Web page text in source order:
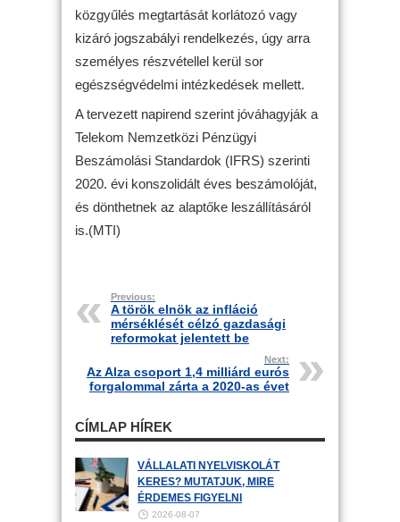
közgyűlés megtartását korlátozó vagy
kizáró jogszabályi rendelkezés, úgy arra
személyes részvétellel kerül sor
egészségvédelmi intézkedések mellett.
A tervezett napirend szerint jóváhagyják a
Telekom Nemzetközi Pénzügyi
Beszámolási Standardok (IFRS) szerinti
2020. évi konszolidált éves beszámolóját,
és dönthetnek az alaptőke leszállításáról
is.(MTI)
Previous:
A török elnök az infláció
mérséklését célzó gazdasági
reformokat jelentett be
Next:
Az Alza csoport 1,4 milliárd eurós
forgalommal zárta a 2020-as évet
CÍMLAP HÍREK
VÁLLALATI NYELVISKOLÁT
KERES? MUTATJUK, MIRE
ÉRDEMES FIGYELNI
2026-08-07